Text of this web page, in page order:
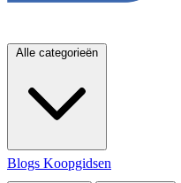
Alle categorieën
Blogs Koopgidsen